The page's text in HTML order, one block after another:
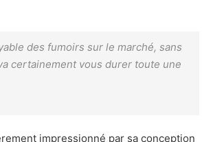
des fumoirs sur le marché, sans
certainement vous durer toute une
impressionné par sa conception